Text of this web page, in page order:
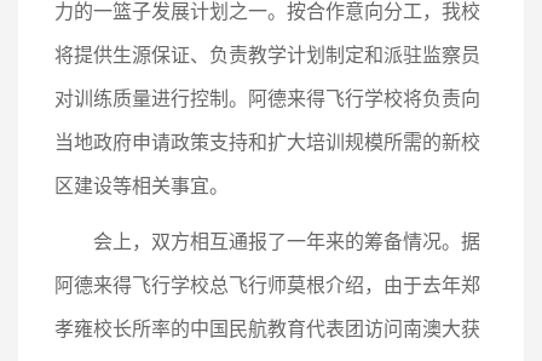
力的一篮子发展计划之一。按合作意向分工，我校
将提供生源保证、负责教学计划制定和派驻监察员
对训练质量进行控制。阿德来得飞行学校将负责向
当地政府申请政策支持和扩大培训规模所需的新校
区建设等相关事宜。
会上，双方相互通报了一年来的筹备情况。据
阿德来得飞行学校总飞行师莫根介绍，由于去年郑
孝雍校长所率的中国民航教育代表团访问南澳大获